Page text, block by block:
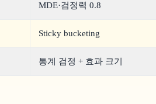
MDE·검정력 0.8
Sticky bucketing
통계 검정 + 효과 크기